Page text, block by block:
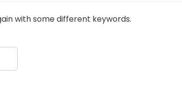
with some different keywords.